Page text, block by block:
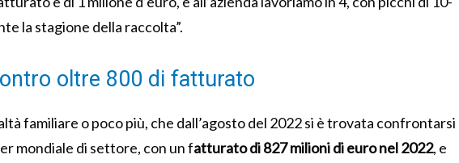
la stagione della raccolta”.
oltre 800 di fatturato
familiare o poco più, che dall’agosto del 2022 si è trovata confrontarsi
mondiale di settore, con un fatturato di 827 milioni di euro nel 2022, e